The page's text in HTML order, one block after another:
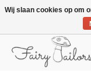
De mooiste online
Wij slaan cookies op om